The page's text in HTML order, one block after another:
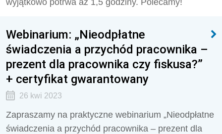
wyjątkowo potrwa aż 1,5 godziny. Polecamy!
Webinarium: „Nieodpłatne
świadczenia a przychód pracownika –
prezent dla pracownika czy fiskusa?”
+ certyfikat gwarantowany
26 kwi 2023
Zapraszamy na praktyczne webinarium „Nieodpłatne
świadczenia a przychód pracownika – prezent dla